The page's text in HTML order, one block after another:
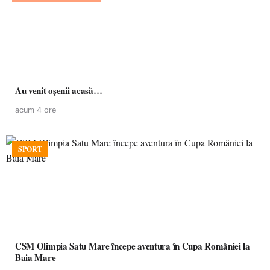
Au venit oșenii acasă…
acum 4 ore
SPORT
CSM Olimpia Satu Mare începe aventura în Cupa României la
Baia Mare